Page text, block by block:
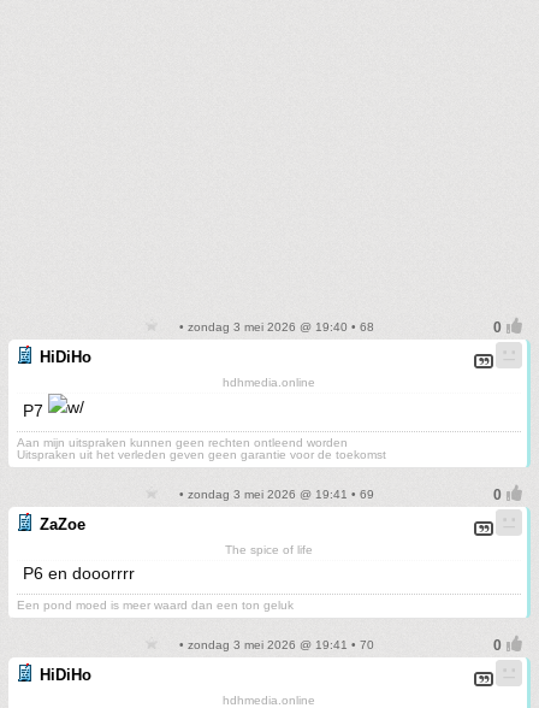
• zondag 3 mei 2026 @ 19:40 • 68
HiDiHo
hdhmedia.online
P7
Aan mijn uitspraken kunnen geen rechten ontleend worden
Uitspraken uit het verleden geven geen garantie voor de toekomst
• zondag 3 mei 2026 @ 19:41 • 69
ZaZoe
The spice of life
P6 en dooorrrr
Een pond moed is meer waard dan een ton geluk
• zondag 3 mei 2026 @ 19:41 • 70
HiDiHo
hdhmedia.online